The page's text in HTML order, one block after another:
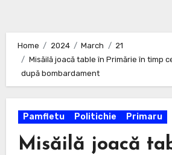
Home 2024 March
21
Misăilă joacă table în Primărie în timp
după bombardament
Pamfletu Politichie Primaru
Misăilă joacă